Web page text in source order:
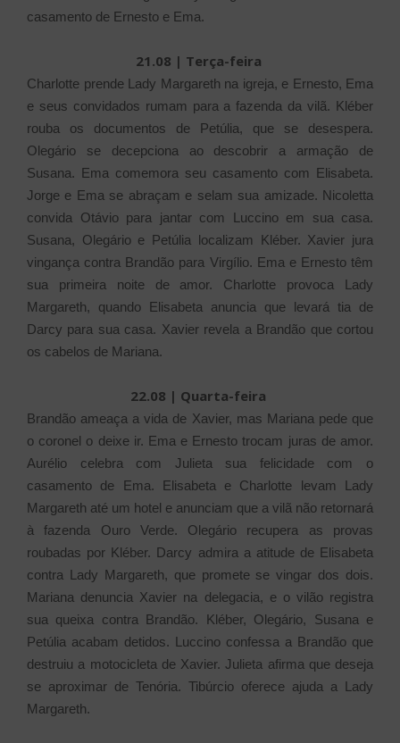
casamento de Ernesto e Ema.
21.08 | Terça-feira
Charlotte prende Lady Margareth na igreja, e Ernesto, Ema
e seus convidados rumam para a fazenda da vilã. Kléber
rouba os documentos de Petúlia, que se desespera.
Olegário se decepciona ao descobrir a armação de
Susana. Ema comemora seu casamento com Elisabeta.
Jorge e Ema se abraçam e selam sua amizade. Nicoletta
convida Otávio para jantar com Luccino em sua casa.
Susana, Olegário e Petúlia localizam Kléber. Xavier jura
vingança contra Brandão para Virgílio. Ema e Ernesto têm
sua primeira noite de amor. Charlotte provoca Lady
Margareth, quando Elisabeta anuncia que levará tia de
Darcy para sua casa. Xavier revela a Brandão que cortou
os cabelos de Mariana.
22.08 | Quarta-feira
Brandão ameaça a vida de Xavier, mas Mariana pede que
o coronel o deixe ir. Ema e Ernesto trocam juras de amor.
Aurélio celebra com Julieta sua felicidade com o
casamento de Ema. Elisabeta e Charlotte levam Lady
Margareth até um hotel e anunciam que a vilã não retornará
à fazenda Ouro Verde. Olegário recupera as provas
roubadas por Kléber. Darcy admira a atitude de Elisabeta
contra Lady Margareth, que promete se vingar dos dois.
Mariana denuncia Xavier na delegacia, e o vilão registra
sua queixa contra Brandão. Kléber, Olegário, Susana e
Petúlia acabam detidos. Luccino confessa a Brandão que
destruiu a motocicleta de Xavier. Julieta afirma que deseja
se aproximar de Tenória. Tibúrcio oferece ajuda a Lady
Margareth.